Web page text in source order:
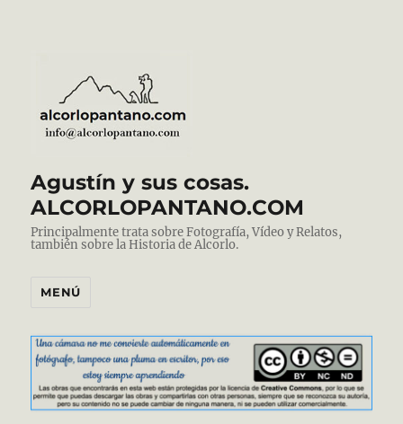
Agustín y sus cosas.
ALCORLOPANTANO.COM
Principalmente trata sobre Fotografía, Vídeo y Relatos,
también sobre la Historia de Alcorlo.
MENÚ